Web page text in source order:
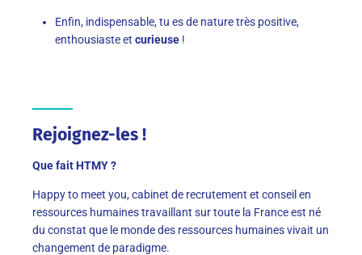
Enfin, indispensable, tu es de nature très positive,
enthousiaste et curieuse !
Rejoignez-les !
Que fait HTMY ?
Happy to meet you, cabinet de recrutement et conseil en
ressources humaines travaillant sur toute la France est né
du constat que le monde des ressources humaines vivait un
changement de paradigme.